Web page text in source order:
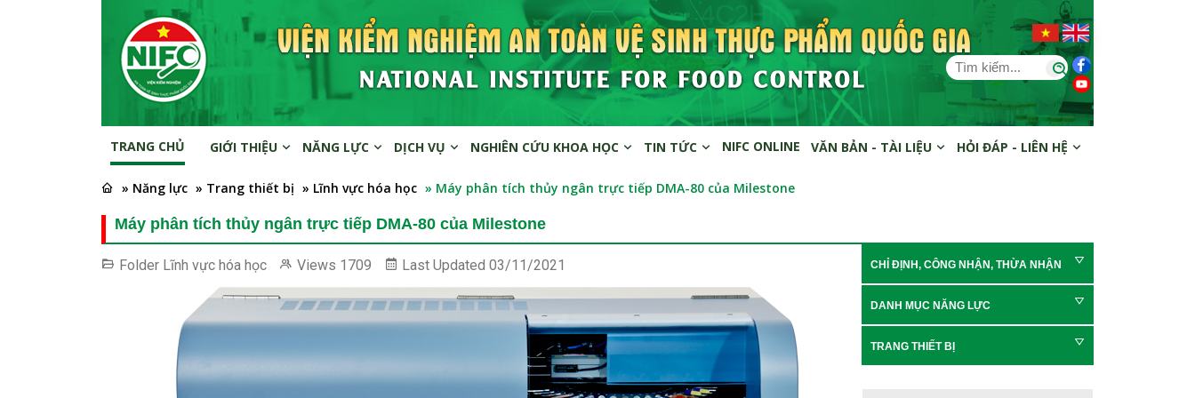
TRANG CHỦ GIỚI THIỆU NĂNG LỰC DỊCH VỤ NGHIÊN CỨU KHOA HỌC TIN TỨC NIFC ONLINE VĂN BẢN - TÀI LIỆU HỎI ĐÁP - LIÊN HỆ
» Năng lực » Trang thiết bị » Lĩnh vực hóa học » Máy phân tích thủy ngân trực tiếp DMA-80 của Milestone
Máy phân tích thủy ngân trực tiếp DMA-80 của Milestone
Folder Lĩnh vực hóa học Views 1709 Last Updated 03/11/2021 CHỈ ĐỊNH, CÔNG NHẬN, THỪA NHẬN
DANH MỤC NĂNG LỰC
TRANG THIẾT BỊ